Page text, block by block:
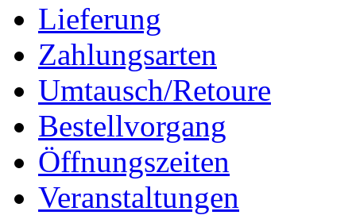
Lieferung
Zahlungsarten
Umtausch/Retoure
Bestellvorgang
Öffnungszeiten
Veranstaltungen